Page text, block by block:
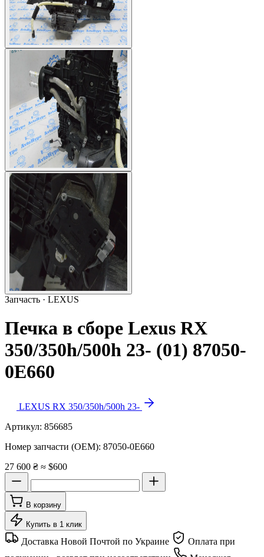
Запчасть · LEXUS
Печка в сборе Lexus RX
350/350h/500h 23- (01) 87050-
0E660
LEXUS RX 350/350h/500h 23-
Артикул: 856685
Номер запчасти (OEM): 87050-0E660
27 600 ₴ ≈ $600
В корзину
Купить в 1 клик
Доставка Новой Почтой по Украине
Оплата при